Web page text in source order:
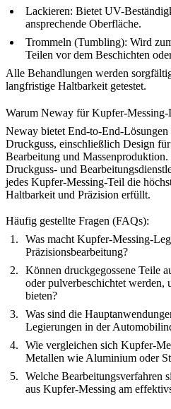
Lackieren: Bietet UV-
ansprechende Oberfläche.
Trommeln (Tumbling): Wird
Teilen vor dem Beschichten
Alle Behandlungen werden
langfristige Haltbarkeit getestet.
Warum Neway für Kupfer-Messing-
Neway bietet End-to-End-
Druckguss, einschließlich Design
Bearbeitung und Massenproduktion.
Druckguss- und
jedes Kupfer-Messing-Teil die
Haltbarkeit und Präzision erfüllt.
Häufig gestellte Fragen (FAQs):
Was macht Kupfer-Messing-
Präzisionsbearbeitung?
Können druckgegossene Teile
oder pulverbeschichtet werden,
bieten?
Was sind die
Legierungen in der
Wie vergleichen sich Kupfer-
Metallen wie Aluminium oder
Welche Bearbeitungsverfahren
aus Kupfer-Messing am